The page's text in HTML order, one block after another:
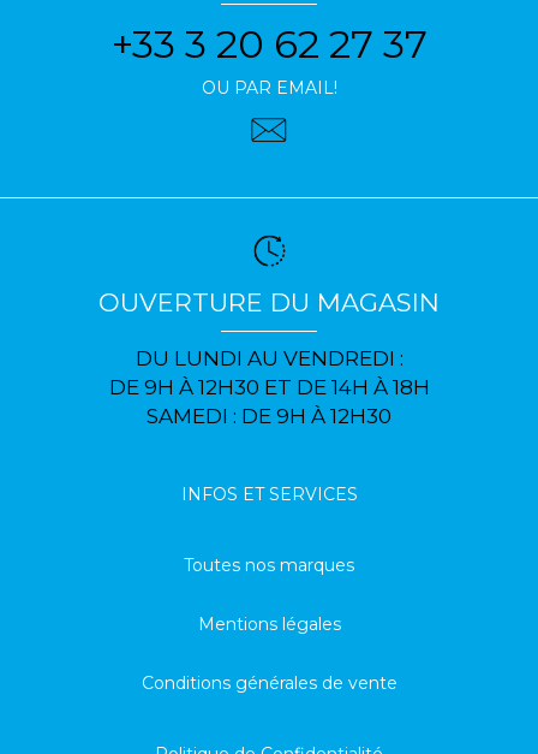
+33 3 20 62 27 37
OU PAR EMAIL!
OUVERTURE DU MAGASIN
DU LUNDI AU VENDREDI :
DE 9H À 12H30 ET DE 14H À 18H
SAMEDI : DE 9H À 12H30
INFOS ET SERVICES
Toutes nos marques
Mentions légales
Conditions générales de vente